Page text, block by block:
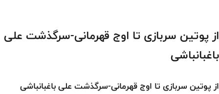
-
از پوتین سربازی تا اوج قهرمانی-سرگذشت علی
باغبانباشی
از پوتین سربازی تا اوج قهرمانی-سرگذشت علی باغبانباشی